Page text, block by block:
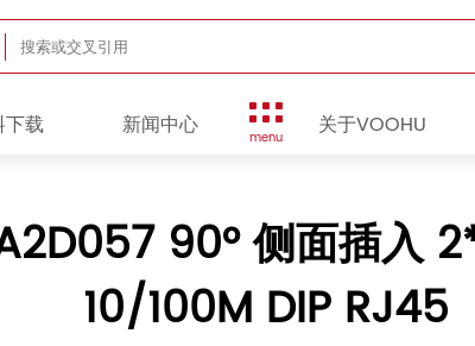
下载 新闻中心 menu 关于VOOHU
90° 侧面插入
10/100M DIP RJ45